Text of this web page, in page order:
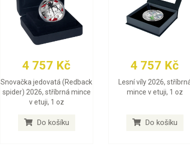
4 757 Kč
Snovačka jedovatá (Redback
spider) 2026, stříbrná mince
v etuji, 1 oz
Do košíku
4 757 Kč
Lesní víly 2026,
mince v etuji, 1 oz
Do košíku